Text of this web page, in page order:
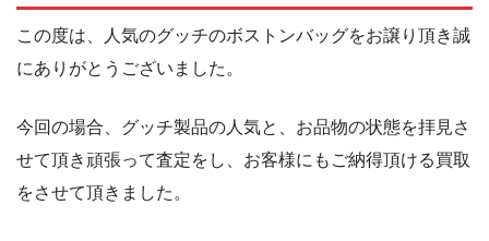
この度は、人気のグッチのボストンバッグをお譲り頂き誠
にありがとうございました。
今回の場合、グッチ製品の人気と、お品物の状態を拝見さ
せて頂き頑張って査定をし、お客様にもご納得頂ける買取
をさせて頂きました。